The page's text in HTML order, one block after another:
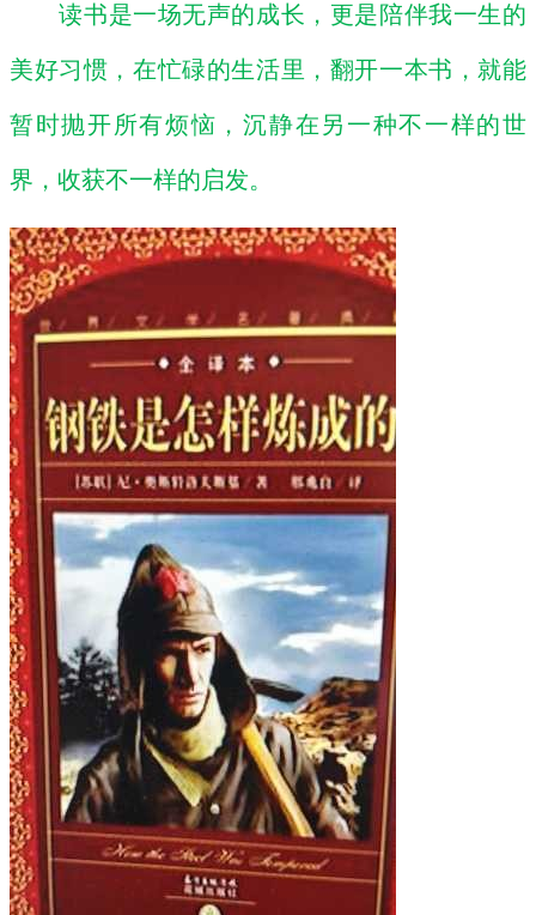
读书是一场无声的成长，更是陪伴我一生的
美好习惯，在忙碌的生活里，翻开一本书，就能
暂时抛开所有烦恼，沉静在另一种不一样的世
界，收获不一样的启发。